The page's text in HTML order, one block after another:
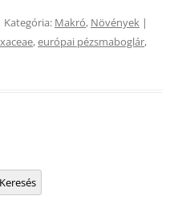
Kategória: Makró, Növények |
,európai pézsmaboglár,
Keresés